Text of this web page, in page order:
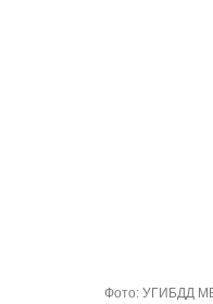
Фото: УГИБДД